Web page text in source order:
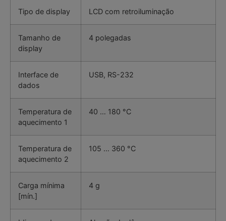
Tipo de display LCD com retroiluminação
Tamanho de
display
4 polegadas
Interface de
dados
USB, RS-232
Temperatura de
aquecimento 1
40 … 180 °C
Temperatura de
aquecimento 2
105 … 360 °C
Carga mínima
[mín.]
4 g